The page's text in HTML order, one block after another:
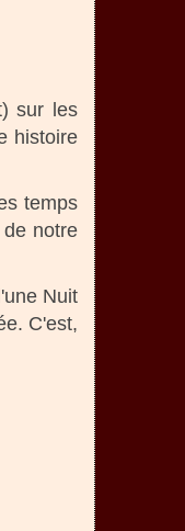
sur les
histoire
temps
notre
Nuit
C'est,